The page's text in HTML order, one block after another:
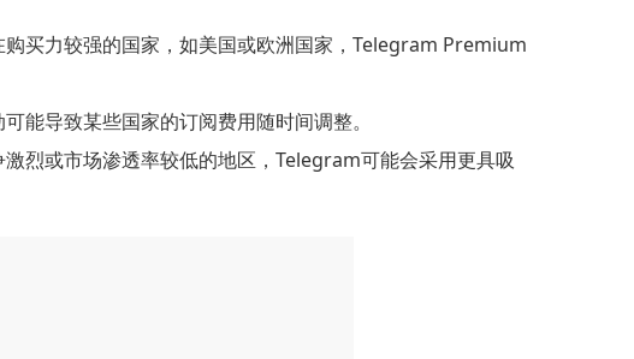
买力较强的国家，如美国或欧洲国家，Telegram Premium
能导致某些国家的订阅费用随时间调整。
烈或市场渗透率较低的地区，Telegram可能会采用更具吸